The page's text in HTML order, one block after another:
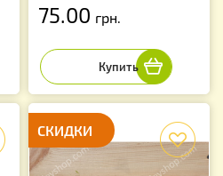
75.00 грн.
СКИДКИ